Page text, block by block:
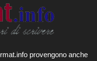
provengono anche